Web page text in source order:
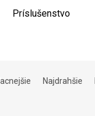
Príslušenstvo
Najdrahšie